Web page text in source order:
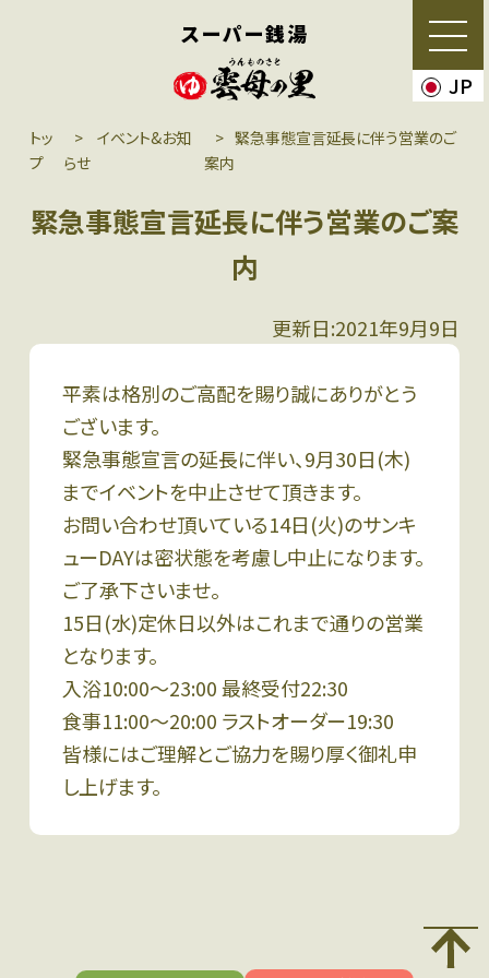
スーパー銭湯
JP
トッ
プ
イベント&お知
らせ
緊急事態宣言延長に伴う営業のご
案内
緊急事態宣言延長に伴う営業のご案
内
更新日:2021年9月9日
平素は格別のご高配を賜り誠にありがとう
ございます。
緊急事態宣言の延長に伴い、9月30日(木)
までイベントを中止させて頂きます。
お問い合わせ頂いている14日(火)のサンキ
ューDAYは密状態を考慮し中止になります。
ご了承下さいませ。
15日(水)定休日以外はこれまで通りの営業
となります。
入浴10:00〜23:00 最終受付22:30
食事11:00〜20:00 ラストオーダー19:30
皆様にはご理解とご協力を賜り厚く御礼申
し上げます。